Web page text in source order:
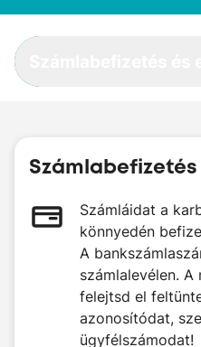
Számlabefizetés
Számláidat a
könnyedén
A
számlalevélen.
felejtsd el
azonosítódat,
ügyfélszámodat!